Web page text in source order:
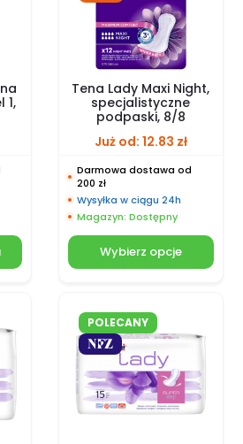
1,
was: 32.61 zł.
price is: 31.40 zł.
Tena Lady Maxi Night,
specjalistyczne
podpaski, 8/8
Już od: 12.83 zł
Darmowa dostawa od
200 zł
Wysyłka w ciągu 24h
Magazyn: Dostępny
Wybierz opcje
POLECANY